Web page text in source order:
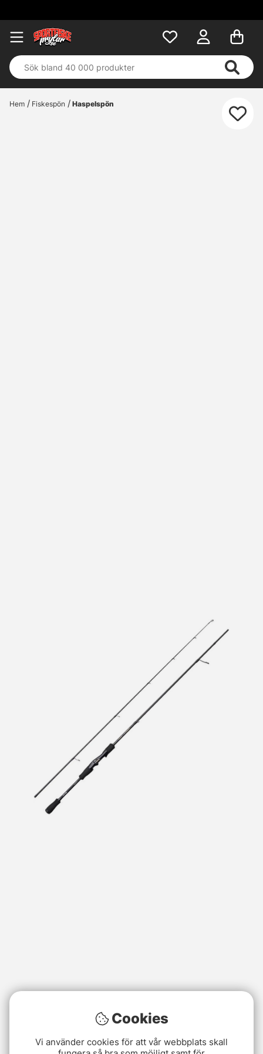
Hem Fiskespön Haspelspön
Cookies
Vi använder cookies för att vår webbplats skall